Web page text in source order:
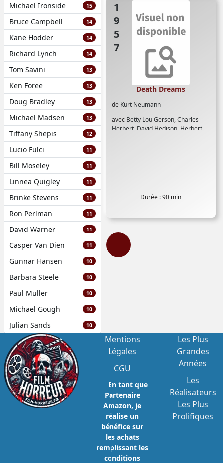
Michael Ironside 15
Bruce Campbell 14
Kane Hodder 14
Richard Lynch 14
Tom Savini 13
Ken Foree 13
Doug Bradley 13
Michael Madsen 13
Tiffany Shepis 12
Lucio Fulci 11
Bill Moseley 11
Linnea Quigley 11
Brinke Stevens 11
Ron Perlman 11
David Warner 11
Casper Van Dien 11
Gunnar Hansen 10
Barbara Steele 10
Paul Muller 10
Michael Gough 10
Julian Sands 10
1957
de Kurt Neumann
avec Betty Lou Gerson,Charles
Herbert, David Hedison, Herbert
Death Dreams
Durée : 90 min
Mentions
Légales
CGU
En tant que
Partenaire
Amazon, je
réalise un
bénéfice sur
les achats
remplissant les
conditions
Les Plus
Grandes
Années
Les
Réalisateurs
Les Plus
Prolifiques